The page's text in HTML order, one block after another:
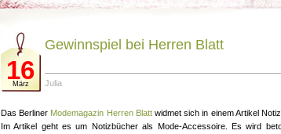
16
März
Gewinnspiel bei Herren Blatt
Julia
Das Berliner Modemagazin Herren Blattwidmet sich in einem Artikel
Im Artikel geht es um Notizbücher als Mode-Accessoire. Es wird